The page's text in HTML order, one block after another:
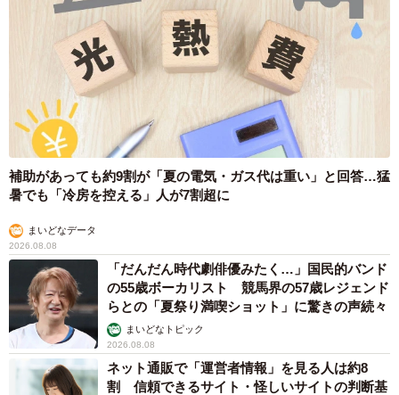
補助があっても約9割が「夏の電気・ガス代は重い」と回答…猛
暑でも「冷房を控える」人が7割超に
まいどなデータ
2026.08.08
「だんだん時代劇俳優みたく…」国民的バンド
の55歳ボーカリスト 競馬界の57歳レジェンド
らとの「夏祭り満喫ショット」に驚きの声続々
まいどなトピック
2026.08.08
ネット通販で「運営者情報」を見る人は約8
割 信頼できるサイト・怪しいサイトの判断基